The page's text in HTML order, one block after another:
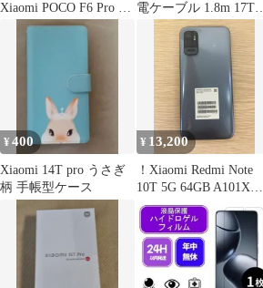
Xiaomi POCO F6 Pro 9H
0.26mm 強化ガラス 液
電ケーブル 1.8m 17T
Pro対応
¥400
Xiaomi 14T pro うさぎ
柄 手帳型ケース
¥ 13,200
！Xiaomi Redmi Note
10T 5G 64GB A101XM
起動確認済【スマホ・
パソコン1】【5】